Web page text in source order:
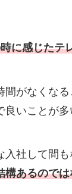
に感じたテ
間がなくな
良いことが
入社して間も
構あるので